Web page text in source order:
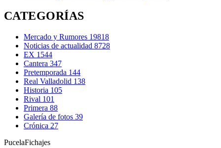
CATEGORÍAS
Mercado y Rumores 19818
Noticias de actualidad 8728
EX 1544
Cantera 347
Pretemporada 144
Real Valladolid 138
Historia 105
Rival 101
Primera 88
Galería de fotos 39
Crónica 27
PucelaFichajes